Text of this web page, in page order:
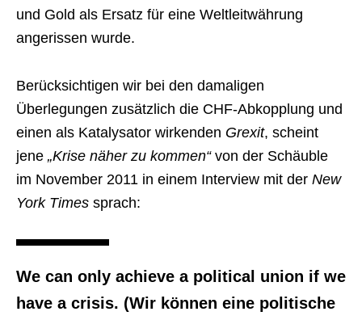
und Gold als Ersatz für eine Weltleitwährung
angerissen wurde.
Berücksichtigen wir bei den damaligen
Überlegungen zusätzlich die CHF-Abkopplung und
einen als Katalysator wirkenden Grexit, scheint
jene „Krise näher zu kommen“von der Schäuble
im November 2011 in einem Interview mit der New
York Times sprach:
We can only achieve a political union if we
have a crisis. (Wir können eine politische